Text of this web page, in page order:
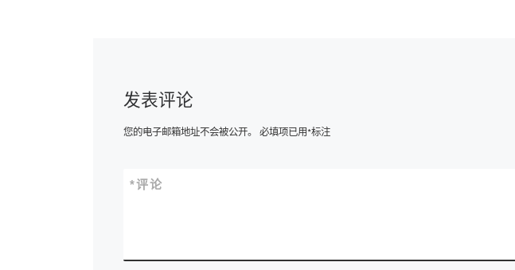
发表评论
您的电子邮箱地址不会被公开。 必填项已用*标注
评论
*